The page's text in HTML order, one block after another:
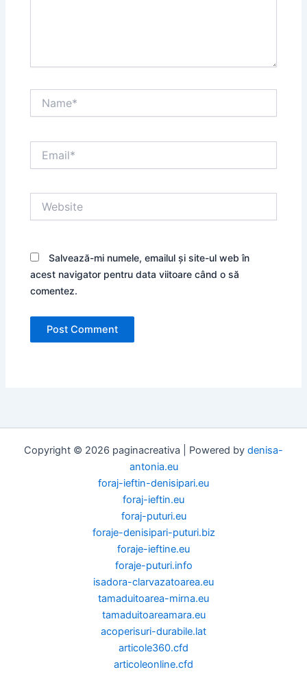
Salvează-mi numele, emailul și site-ul web în
acest navigator pentru data viitoare când o să
comentez.
Copyright © 2026 paginacreativa | Powered by denisa-
antonia.eu
foraj-ieftin-denisipari.eu
foraj-ieftin.eu
foraj-puturi.eu
foraje-denisipari-puturi.biz
foraje-ieftine.eu
foraje-puturi.info
isadora-clarvazatoarea.eu
tamaduitoarea-mirna.eu
tamaduitoareamara.eu
acoperisuri-durabile.lat
articole360.cfd
articoleonline.cfd